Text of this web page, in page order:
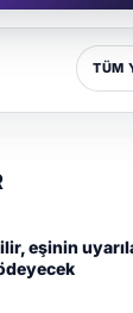
TÜM
eşinin